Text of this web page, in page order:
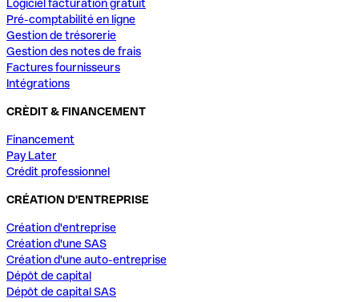
Logiciel facturation gratuit
Pré-comptabilité en ligne
Gestion de trésorerie
Gestion des notes de frais
Factures fournisseurs
Intégrations
CRÈDIT & FINANCEMENT
Financement
Pay Later
Crédit professionnel
CRÉATION D'ENTREPRISE
Création d'entreprise
Création d'une SAS
Création d'une auto-entreprise
Dépôt de capital
Dépôt de capital SAS